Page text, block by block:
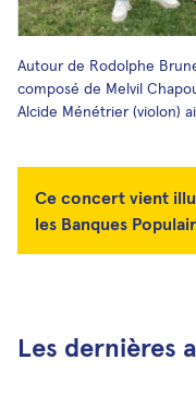
Autour de Rodolphe
composé de Melvil
Alcide Ménétrier (violon)
Ce concert vient
les Banques
Les dernières